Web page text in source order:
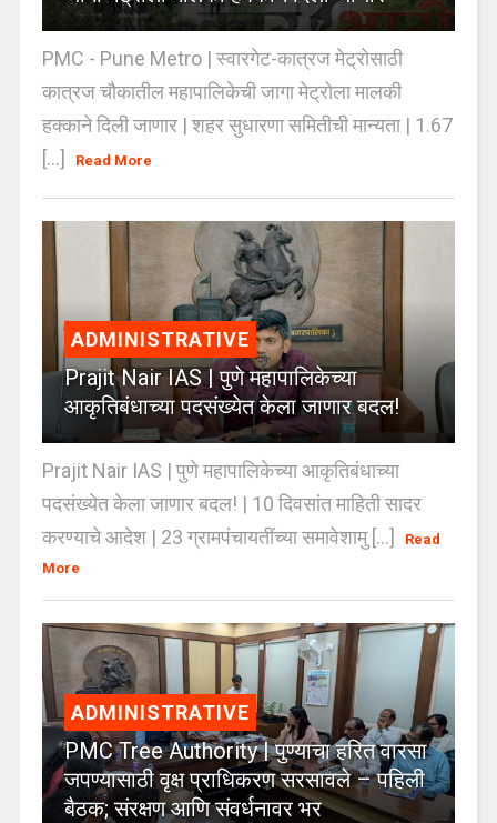
PMC - Pune Metro | स्वारगेट-कात्रज मेट्रोसाठी
कात्रज चौकातील महापालिकेची जागा मेट्रोला मालकी
हक्काने दिली जाणार | शहर सुधारणा समितीची मान्यता | 1.67
[...]
Read More
ADMINISTRATIVE
Prajit Nair IAS | पुणे महापालिकेच्या
आकृतिबंधाच्या पदसंख्येत केला जाणार बदल!
Prajit Nair IAS | पुणे महापालिकेच्या आकृतिबंधाच्या
पदसंख्येत केला जाणार बदल! | 10 दिवसांत माहिती सादर
करण्याचे आदेश | 23 ग्रामपंचायतींच्या समावेशामु [...]
Read
More
ADMINISTRATIVE
PMC Tree Authority | पुण्याचा हरित वारसा
जपण्यासाठी वृक्ष प्राधिकरण सरसावले – पहिली
बैठक; संरक्षण आणि संवर्धनावर भर